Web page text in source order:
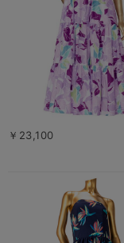
￥23,100